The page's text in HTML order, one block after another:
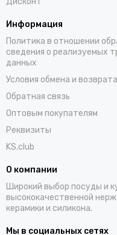
Информация
Политика в отношении
сведения о реализуемых
данных
Условия обмена и возврата
Обратная связь
Оптовым покупателям
Реквизиты
KS.club
О компании
Широкий выбор посуды и
высококачественной
керамики и силикона.
Мы в социальных сетях